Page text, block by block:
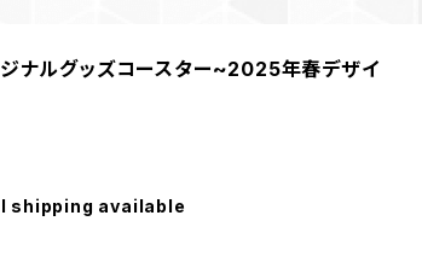
ナルグッズコースター~2025年春デザイ
shipping available